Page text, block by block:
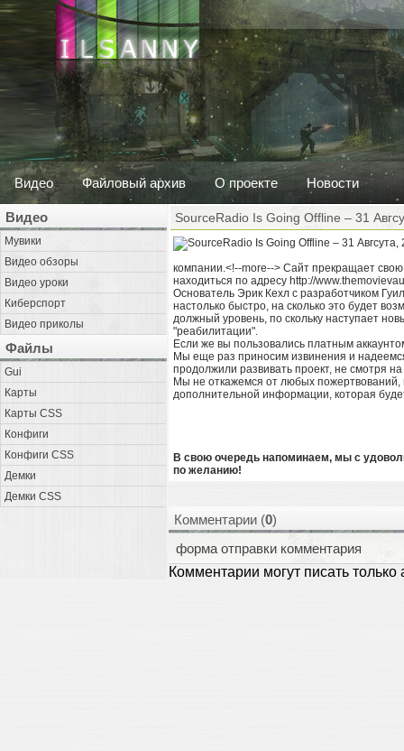
Видео Файловый архив О проекте Новости
Видео
Мувики
Видео обзоры
Видео уроки
Киберспорт
Видео приколы
Файлы
Gui
Карты
Карты CSS
Конфиги
Конфиги CSS
Демки
Демки CSS
SourceRadio Is Going Offline – 31
компании.<!--more--> Сайт прекращает
находиться по адресу http://
Основатель Эрик Кехл с разработчиком
настолько быстро, на сколько это будет
должный уровень, по скольку наступает
"реабилитации".
Если же вы пользовались платным
Мы еще раз приносим извинения и
продолжили развивать проект, не смотря
Мы не откажемся от любых пожертвований,
дополнительной информации, которая
В свою очередь напоминаем, мы с
по желанию!
Комментарии (0)
форма отправки комментария
Комментарии могут писать